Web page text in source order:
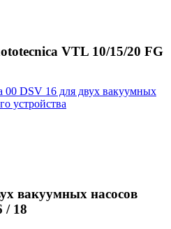
VTL 10/15/20 FG
вакуумных насосов
/ 18